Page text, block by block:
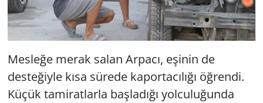
Mesleğe merak salan Arpacı, eşinin de
desteğiyle kısa sürede kaportacılığı öğrendi.
Küçük tamiratlarla başladığı yolculuğunda